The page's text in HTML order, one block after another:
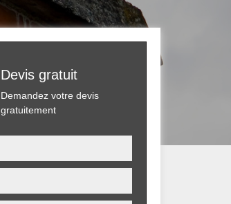
Devis gratuit
Demandez votre devis
gratuitement